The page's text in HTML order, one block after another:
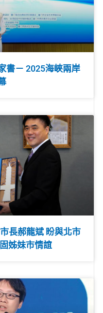
書－ 2025海峽兩岸
長郝龍斌 盼與北市
姊妹市情誼